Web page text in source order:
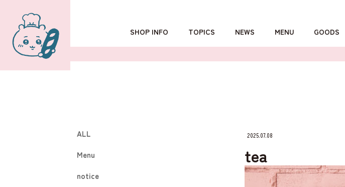
SHOP INFO
OSAKA
TOPICS NEWS MENU GOODS
ALL
Menu
notice
2025.07.08
tea